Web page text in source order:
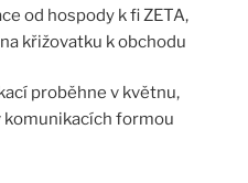
od hospody k fi ZETA,
křižovatku k obchodu
proběhne v květnu,
komunikacích formou